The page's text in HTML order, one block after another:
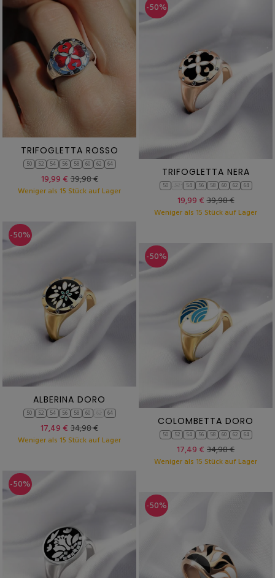
TRIFOGLETTA ROSSO
50 52 54 56 58 60 62 64
19,99 €39,98 €
Weniger als 15 Stück auf Lager
-50%
TRIFOGLETTA NERA
50 54 56 58 60 62 64
19,99 €39,98 €
Weniger als 15 Stück auf Lager
-50%
ALBERINA DORO
50 52 54 56 58 60 64
17,49 € 34,98 €
Weniger als 15 Stück auf Lager
-50%
COLOMBETTA DORO
50 52 54 56 58 60 62 64
17,49 € 34,98 €
Weniger als 15 Stück auf Lager
-50%
-50%